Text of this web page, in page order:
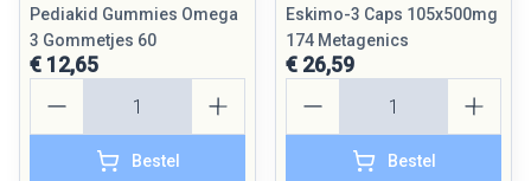
Pediakid Gummies Omega
3 Gommetjes 60
€ 12,65
Bestel
Eskimo-3 Caps 105x500mg
174 Metagenics
€ 26,59
Bestel